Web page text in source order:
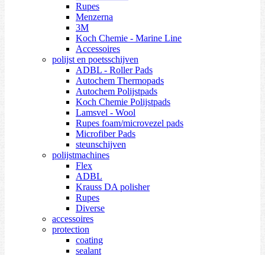
Rupes
Menzerna
3M
Koch Chemie - Marine Line
Accessoires
polijst en poetsschijven
ADBL - Roller Pads
Autochem Thermopads
Autochem Polijstpads
Koch Chemie Polijstpads
Lamsvel - Wool
Rupes foam/microvezel pads
Microfiber Pads
steunschijven
polijstmachines
Flex
ADBL
Krauss DA polisher
Rupes
Diverse
accessoires
protection
coating
sealant